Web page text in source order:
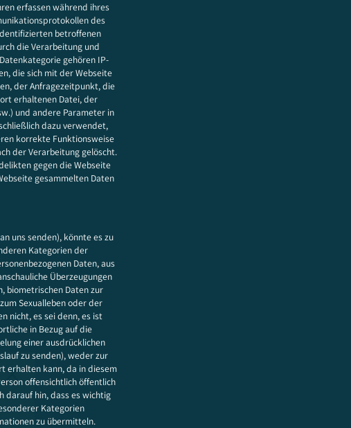
erfassen während ihres
des
betroffenen
die Verarbeitung und
gehören IP-
die sich mit der Webseite
der Anfragezeitpunkt, die
erhaltenen Datei, der
und andere Parameter in
dazu verwendet,
korrekte Funktionsweise
der Verarbeitung gelöscht.
gegen die Webseite
gesammelten Daten
uns senden), könnte es zu
Kategorien der
Daten, aus
Überzeugungen
biometrischen Daten zur
Sexualleben oder der
nicht, es sei denn, es ist
in Bezug auf die
einer ausdrücklichen
zu senden), weder zur
erhalten kann, da in diesem
offensichtlich öffentlich
darauf hin, dass es wichtig
Kategorien
zu übermitteln.